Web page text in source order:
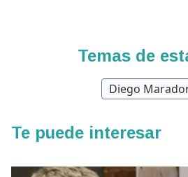
Temas de
Diego
Te puede interesar